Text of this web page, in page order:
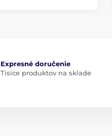
Expresné doručenie
Tisíce produktov na sklade